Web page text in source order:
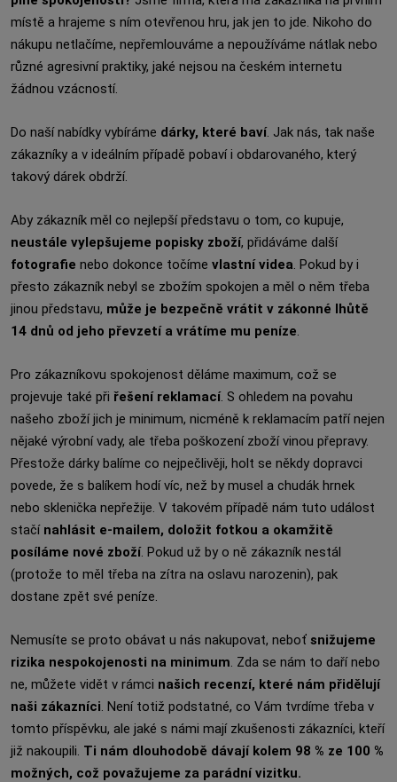
místě a hrajeme s ním otevřenou hru, jak jen to jde. Nikoho do
nákupu netlačíme, nepřemlouváme a nepoužíváme nátlak nebo
různé agresivní praktiky, jaké nejsou na českém internetu
žádnou vzácností.
Do naší nabídky vybíráme dárky, které baví. Jak nás, tak naše
zákazníky a v ideálním případě pobaví i obdarovaného, který
takový dárek obdrží.
Aby zákazník měl co nejlepší představu o tom, co kupuje,
neustále vylepšujeme popisky zboží, přidáváme další
fotografie nebo dokonce točíme vlastní videa. Pokud by i
přesto zákazník nebyl se zbožím spokojen a měl o něm třeba
jinou představu, může je bezpečně vrátit v zákonné lhůtě
14 dnů od jeho převzetí a vrátíme mu peníze.
Pro zákazníkovu spokojenost děláme maximum, což se
projevuje také při řešení reklamací. S ohledem na povahu
našeho zboží jich je minimum, nicméně k reklamacím patří nejen
nějaké výrobní vady, ale třeba poškození zboží vinou přepravy.
Přestože dárky balíme co nejpečlivěji, holt se někdy dopravci
povede, že s balíkem hodí víc, než by musel a chudák hrnek
nebo sklenička nepřežije. V takovém případě nám tuto událost
stačí nahlásit e-mailem, doložit fotkou a okamžitě
posíláme nové zboží. Pokud už by o ně zákazník nestál
(protože to měl třeba na zítra na oslavu narozenin), pak
dostane zpět své peníze.
Nemusíte se proto obávat u nás nakupovat, neboť snižujeme
rizika nespokojenosti na minimum. Zda se nám to daří nebo
ne, můžete vidět v rámci našich recenzí, které nám přidělují
naši zákazníci. Není totiž podstatné, co Vám tvrdíme třeba v
tomto příspěvku, ale jaké s námi mají zkušenosti zákazníci, kteří
již nakoupili. Ti nám dlouhodobě dávají kolem 98 % ze 100 %
možných, což považujeme za parádní vizitku.